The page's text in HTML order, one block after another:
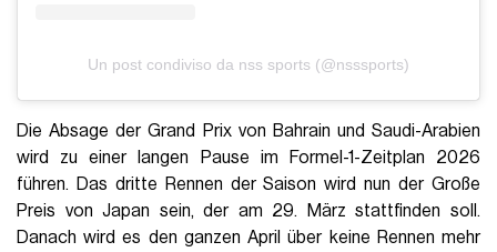
Un post condiviso da nss sports (@nsssports)
Die Absage der Grand Prix von Bahrain und Saudi-Arabien
wird zu einer langen Pause im Formel-1-Zeitplan 2026
führen. Das dritte Rennen der Saison wird nun der Große
Preis von Japan sein, der am 29. März stattfinden soll.
Danach wird es den ganzen April über keine Rennen mehr